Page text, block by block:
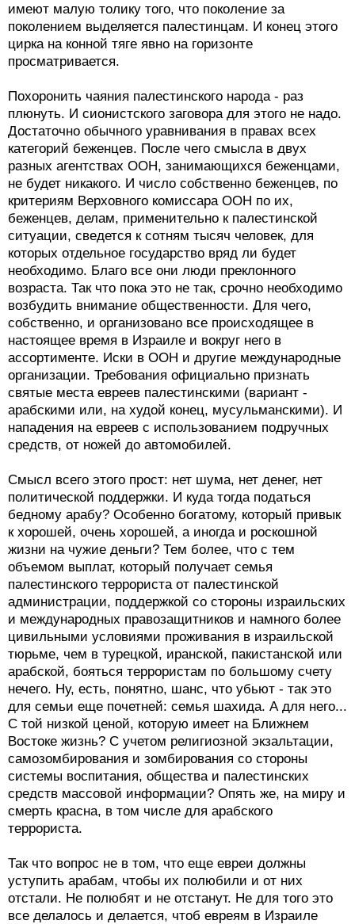
имеют малую толику того, что поколение за
поколением выделяется палестинцам. И конец этого
цирка на конной тяге явно на горизонте
просматривается.
Похоронить чаяния палестинского народа - раз
плюнуть. И сионистского заговора для этого не надо.
Достаточно обычного уравнивания в правах всех
категорий беженцев. После чего смысла в двух
разных агентствах ООН, занимающихся беженцами,
не будет никакого. И число собственно беженцев, по
критериям Верховного комиссара ООН по их,
беженцев, делам, применительно к палестинской
ситуации, сведется к сотням тысяч человек, для
которых отдельное государство вряд ли будет
необходимо. Благо все они люди преклонного
возраста. Так что пока это не так, срочно необходимо
возбудить внимание общественности. Для чего,
собственно, и организовано все происходящее в
настоящее время в Израиле и вокруг него в
ассортименте. Иски в ООН и другие международные
организации. Требования официально признать
святые места евреев палестинскими (вариант -
арабскими или, на худой конец, мусульманскими). И
нападения на евреев с использованием подручных
средств, от ножей до автомобилей.
Смысл всего этого прост: нет шума, нет денег, нет
политической поддержки. И куда тогда податься
бедному арабу? Особенно богатому, который привык
к хорошей, очень хорошей, а иногда и роскошной
жизни на чужие деньги? Тем более, что с тем
объемом выплат, который получает семья
палестинского террориста от палестинской
администрации, поддержкой со стороны израильских
и международных правозащитников и намного более
цивильными условиями проживания в израильской
тюрьме, чем в турецкой, иранской, пакистанской или
арабской, бояться террористам по большому счету
нечего. Ну, есть, понятно, шанс, что убьют - так это
для семьи еще почетней: семья шахида. А для него...
С той низкой ценой, которую имеет на Ближнем
Востоке жизнь? С учетом религиозной экзальтации,
самозомбирования и зомбирования со стороны
системы воспитания, общества и палестинских
средств массовой информации? Опять же, на миру и
смерть красна, в том числе для арабского
террориста.
Так что вопрос не в том, что еще евреи должны
уступить арабам, чтобы их полюбили и от них
отстали. Не полюбят и не отстанут. Не для того это
все делалось и делается, чтоб евреям в Израиле